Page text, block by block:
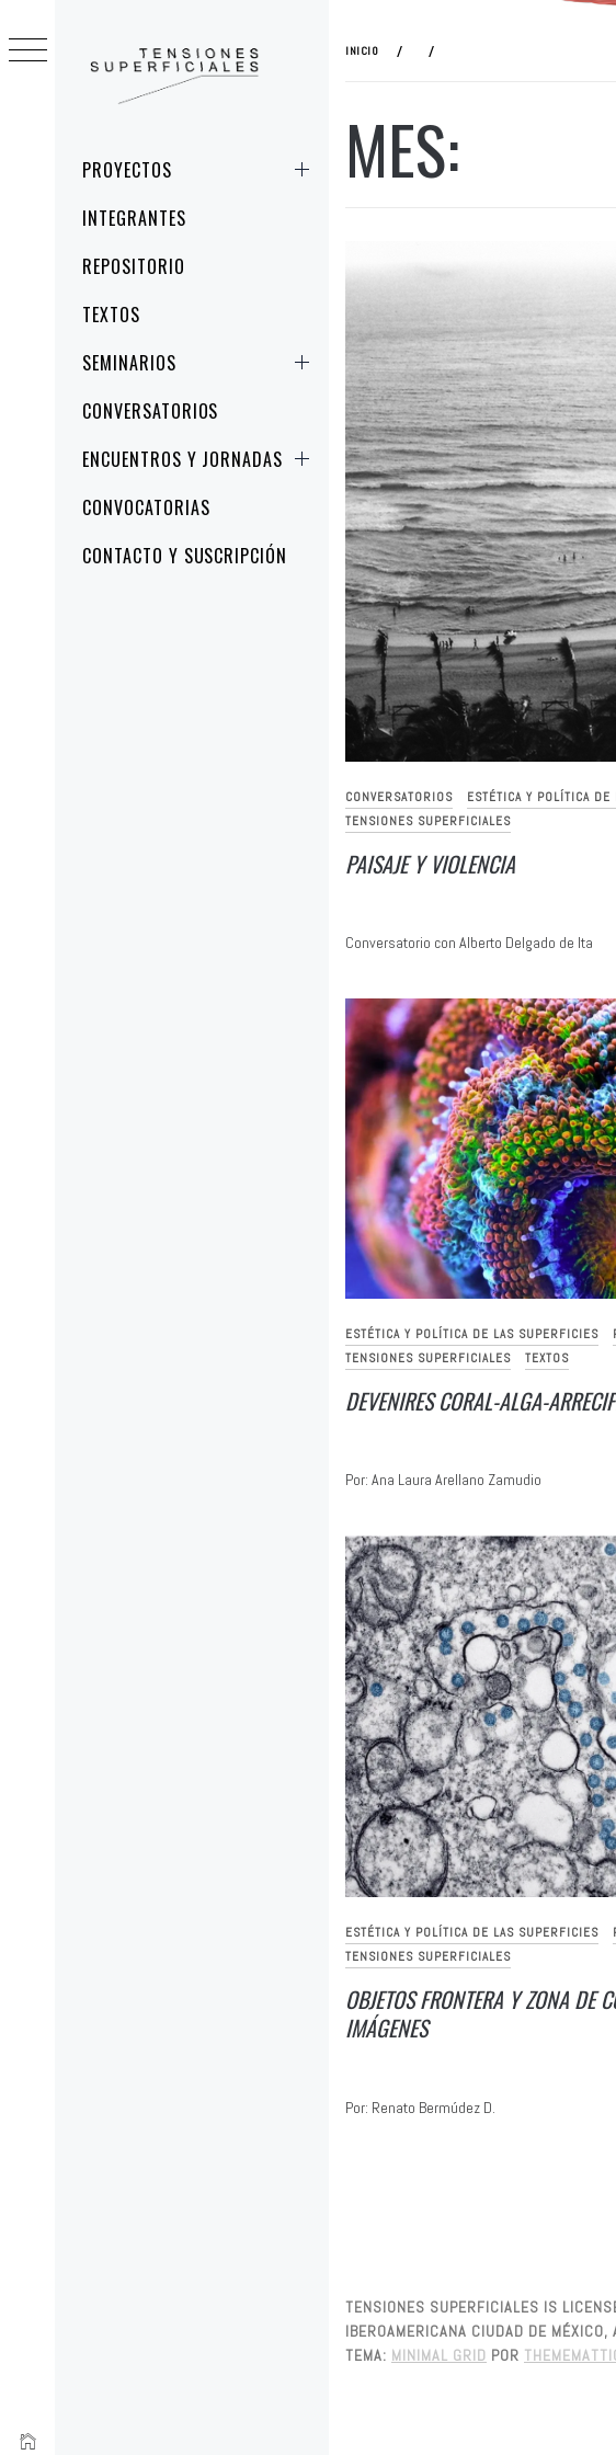
principalPROYECTOS
INTEGRANTES
REPOSITORIO
TEXTOS
SEMINARIOS
CONVERSATORIOS
ENCUENTROS Y JORNADAS
CONVOCATORIAS
CONTACTO Y SUSCRIPCIÓN
al
contenido
INICIO
MES:
CONVERSATORIOS
ESTÉTICA Y POLÍTICA
TENSIONES SUPERFICIALES
PAISAJE Y VIOLENCIA
Conversatorio con Alberto Delgado de Ita
ESTÉTICA Y POLÍTICA DE LAS SUPERFICIES
TENSIONES SUPERFICIALES
TEXTOS
DEVENIRES CORAL-ALGA-
Por: Ana Laura Arellano Zamudio
ESTÉTICA Y POLÍTICA DE LAS SUPERFICIES
TENSIONES SUPERFICIALES
OBJETOS FRONTERA Y ZONA DE
IMÁGENES
Por: Renato Bermúdez D.
TENSIONES SUPERFICIALES IS
IBEROAMERICANA CIUDAD DE
TEMA: MINIMAL GRID POR